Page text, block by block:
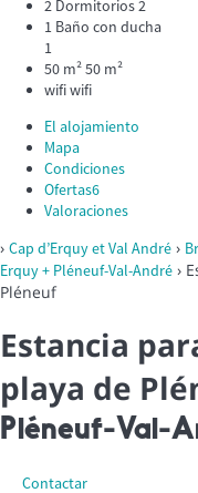
2 Dormitorios2
1 Baño con ducha
1
50 m²50 m²
wifiwifi
El alojamiento
Mapa
Condiciones
Ofertas6
Valoraciones
› Cap d’Erquy et Val André ›
Erquy + Pléneuf-Val-André ›
Pléneuf
Estancia
playa de
Pléneuf-Val-
Contactar